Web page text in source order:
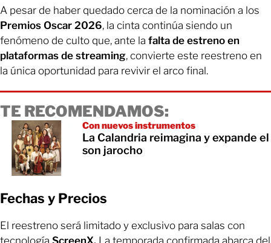
A pesar de haber quedado cerca de la nominación a los
Premios Oscar 2026, la cinta continúa siendo un
fenómeno de culto que, ante la falta de estreno en
plataformas de streaming, convierte este reestreno en
la única oportunidad para revivir el arco final.
TE RECOMENDAMOS:
Con nuevos instrumentos
La Calandria reimagina y expande el
son jarocho
Fechas y Precios
El reestreno será limitado y exclusivo para salas con
tecnología ScreenX. La temporada confirmada abarca del